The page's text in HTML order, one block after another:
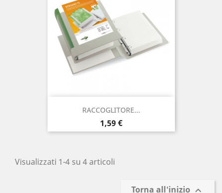
RACCOGLITORE...
Prezzo
1,59 €
Visualizzati 1-4 su 4 articoli
Torna all'inizio 